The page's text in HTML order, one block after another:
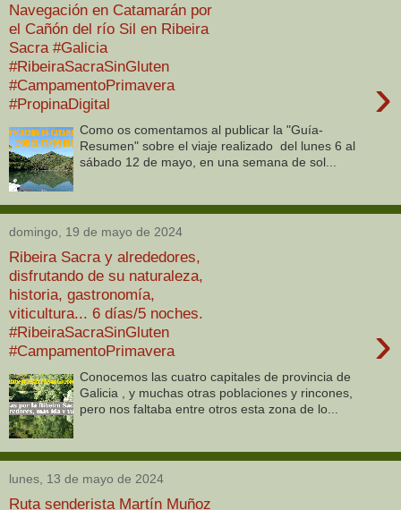
Navegación en Catamarán por
el Cañón del río Sil en Ribeira
Sacra #Galicia
#RibeiraSacraSinGluten
#CampamentoPrimavera
#PropinaDigital
›
Como os comentamos al publicar la "Guía-
Resumen" sobre el viaje realizado del lunes 6 al
sábado 12 de mayo, en una semana de sol...
domingo, 19 de mayo de 2024
Ribeira Sacra y alrededores,
disfrutando de su naturaleza,
historia, gastronomía,
viticultura... 6 días/5 noches.
#RibeiraSacraSinGluten
#CampamentoPrimavera
›
Conocemos las cuatro capitales de provincia de
Galicia , y muchas otras poblaciones y rincones,
pero nos faltaba entre otros esta zona de lo...
lunes, 13 de mayo de 2024
Ruta senderista Martín Muñoz